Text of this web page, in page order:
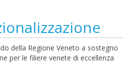
della Regione Veneto a sostegno
per le filiere venete di eccellenza